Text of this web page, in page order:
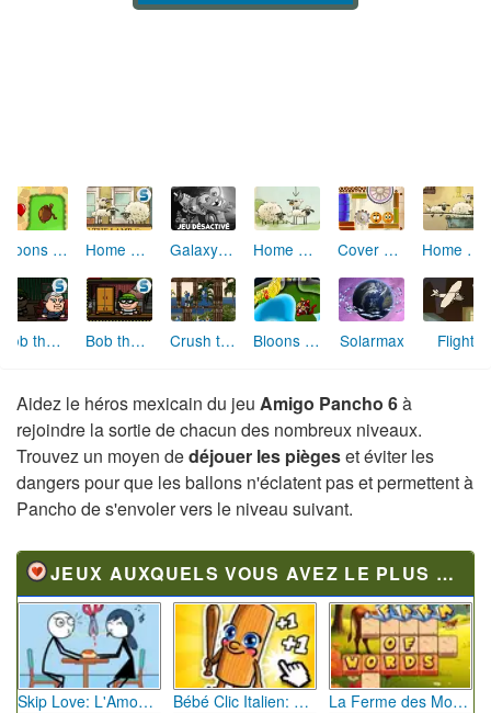
Bloons TD 5 Home Sheep Home 2 Galaxy Life Home Sheep Home Cover Orange Home Sheep Home : Lost Underground
Bob the Robber Bob the Robber 2 Crush the Castle 2 Bloons Tower Defense 4 Solarmax Flight
Aidez le héros mexicain du jeu Amigo Pancho 6à
rejoindre la sortie de chacun des nombreux niveaux.
Trouvez un moyen dedéjouer les piègeset éviter les
dangers pour que les ballons n'éclatent pas et permettent à
Pancho de s'envoler vers le niveau suivant.
JEUX AUXQUELS VOUS AVEZ LE PLUS JOUÉ
Skip Love: L'Amour en Péril Bébé Clic Italien: La Folie des Petits Bambins La Ferme des Mots - Cultivez votre Vocabulaire